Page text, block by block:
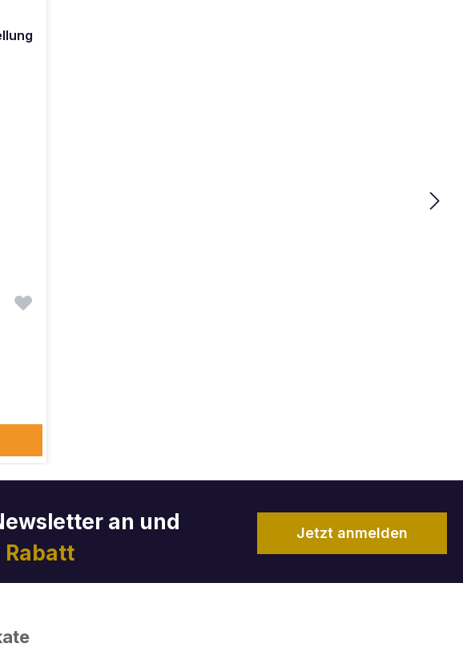
an und
Rabatt
Jetzt anmelden